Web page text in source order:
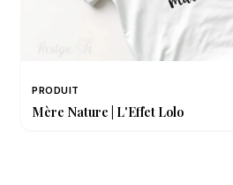
PRODUIT
Mère Nature | L'Effet Lolo